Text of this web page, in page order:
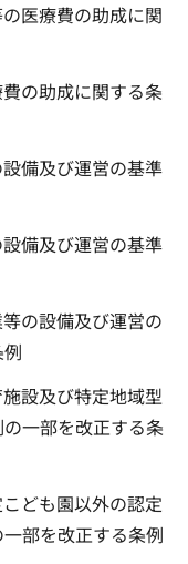
医療費の助成に関
の助成に関する条
備及び運営の基準
備及び運営の基準
の設備及び運営の
設及び特定地域型
一部を改正する条
ども園以外の認定
部を改正する条例